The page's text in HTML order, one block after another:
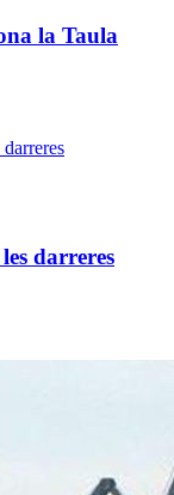
la Taula
darreres